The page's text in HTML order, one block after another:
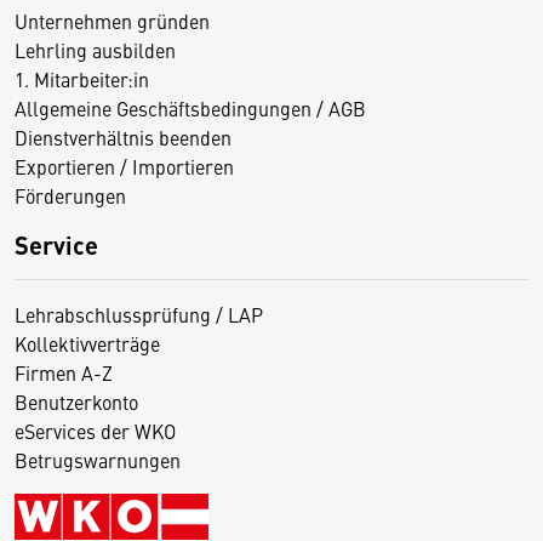
Unternehmen gründen
Lehrling ausbilden
1. Mitarbeiter:in
Allgemeine Geschäftsbedingungen / AGB
Dienstverhältnis beenden
Exportieren / Importieren
Förderungen
Service
Lehrabschlussprüfung / LAP
Kollektivverträge
Firmen A-Z
Benutzerkonto
eServices der WKO
Betrugswarnungen